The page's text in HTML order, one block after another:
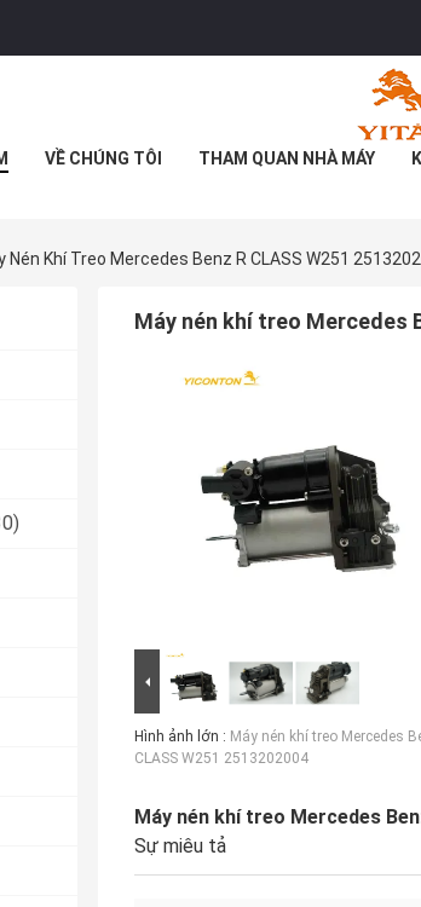
VỀ CHÚNG TÔI THAM QUAN NHÀ MÁY
Nén Khí Treo Mercedes Benz R CLASS W251
Máy nén khí treo Mercedes
Hình ảnh lớn : Máy nén khí treo Mercedes
CLASS W251 2513202004
Máy nén khí treo Mercedes
Sự miêu tả